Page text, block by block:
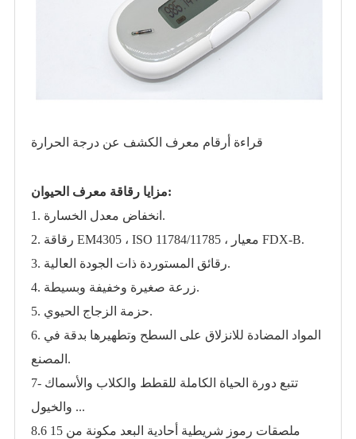
قراءة أرقام معرف الكشف عن درجة الحرارة
مزايا رقاقة معرف الحيوان:
1. انخفاض معدل الخسارة.
2. رقاقة EM4305 ، ISO 11784/11785 ، معيار FDX-B.
3. رقائق المستوردة ذات الجودة العالية.
4. زرعة صغيرة وخفيفة وبسيطة.
5. حزمة الزجاج الحيوي.
6. المواد المضادة للانزلاق على السطح وتطهيرها بدقة في
المصنع.
7- تتبع دورة الحياة الكاملة للقطط والكلاب والأسماك
والخيول ...
8.6 ملصقات رموز شريطية أحادية البعد مكونة من 15